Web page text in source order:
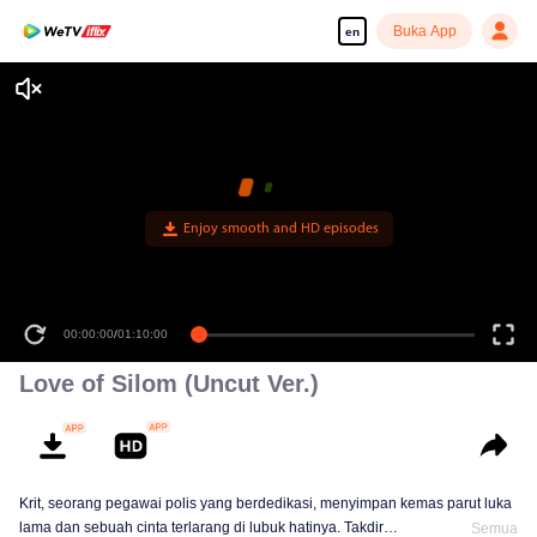
en Buka App
Enjoy smooth and HD episodes
00:00:00/01:10:00
Love of Silom (Uncut Ver.)
Krit, seorang pegawai polis yang berdedikasi, menyimpan kemas parut luka
lama dan sebuah cinta terlarang di lubuk hatinya. Takdir
Semua